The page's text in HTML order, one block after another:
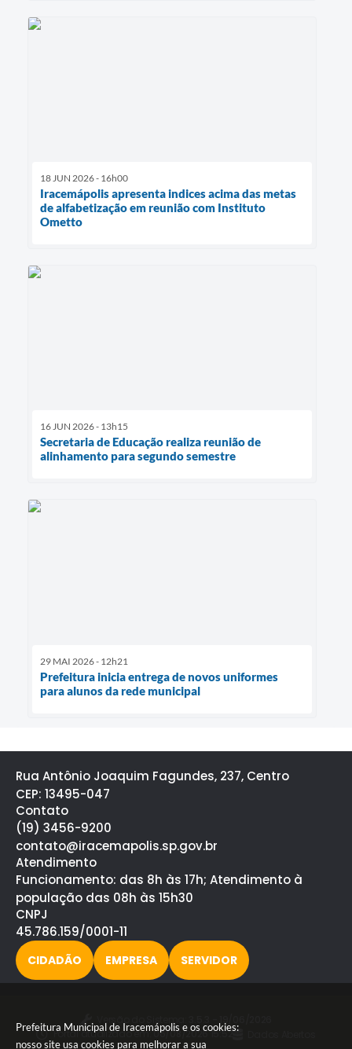
Prefeitura Municipal de Iracemápolis e os cookies:
nosso site usa cookies para melhorar a sua
18 JUN 2026 - 16h00
Iracemápolis apresenta indices acima das metas
de alfabetização em reunião com Instituto
Ometto
16 JUN 2026 - 13h15
Secretaria de Educação realiza reunião de
alinhamento para segundo semestre
29 MAI 2026 - 12h21
Prefeitura inicia entrega de novos uniformes
para alunos da rede municipal
Rua Antônio Joaquim Fagundes, 237, Centro
CEP: 13495-047
Contato
(19) 3456-9200
contato@iracemapolis.sp.gov.br
Atendimento
Funcionamento: das 8h às 17h; Atendimento à
população das 08h às 15h30
CNPJ
45.786.159/0001-11
CIDADÃO EMPRESA SERVIDOR
Portal atualizado em:06/08/2026 15:52